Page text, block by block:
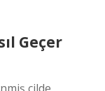
Geçer